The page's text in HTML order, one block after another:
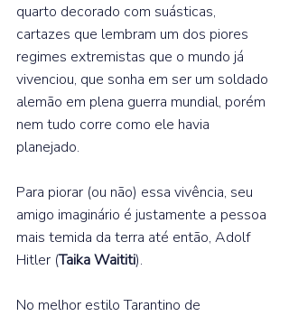
quarto decorado com suásticas,
cartazes que lembram um dos piores
regimes extremistas que o mundo já
vivenciou, que sonha em ser um soldado
alemão em plena guerra mundial, porém
nem tudo corre como ele havia
planejado.⁣
Para piorar (ou não) essa vivência, seu
amigo imaginário é justamente a pessoa
mais temida da terra até então, Adolf
Hitler (Taika Waititi).⁣⁣
No melhor estilo Tarantino de